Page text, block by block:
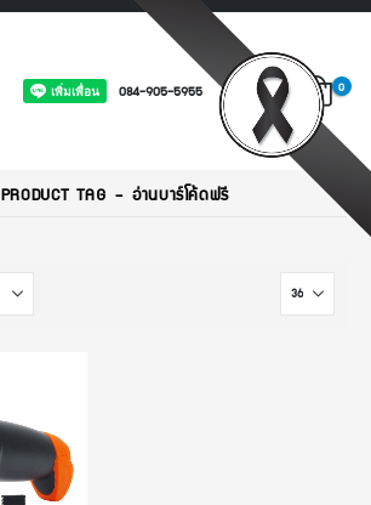
084-905-5955 0
PRODUCT TAG -อ่านบาร์โค้ดฟรี